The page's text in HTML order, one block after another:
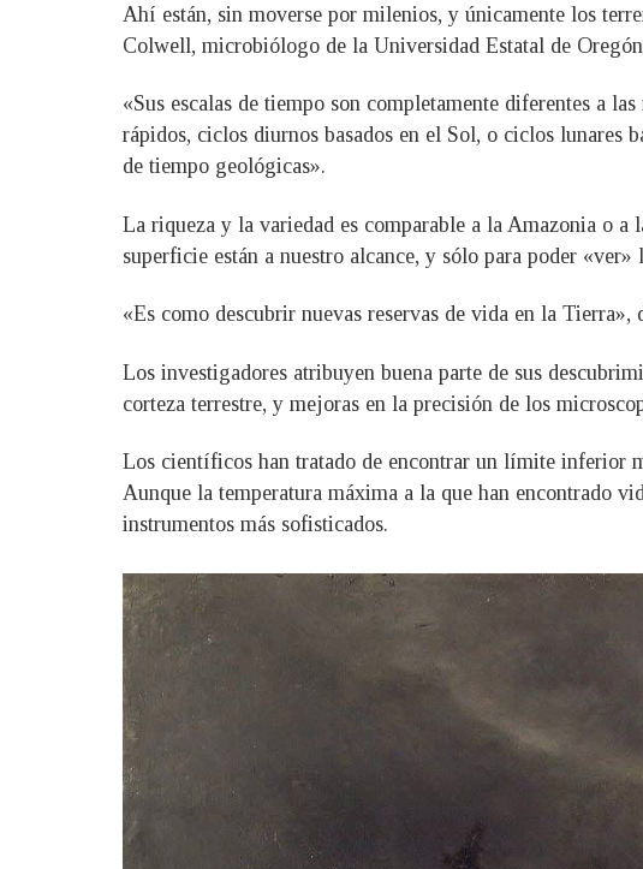
Ahí están, sin moverse por milenios, y únicamente los
Colwell, microbiólogo de la Universidad Estatal de
«Sus escalas de tiempo son completamente diferentes a
rápidos, ciclos diurnos basados ​​en el Sol, o ciclos lunares
de tiempo geológicas».
La riqueza y la variedad es comparable a la Amazonia o a
superficie están a nuestro alcance, y sólo para poder
«Es como descubrir nuevas reservas de vida en la
Los investigadores atribuyen buena parte de sus
corteza terrestre, y mejoras en la precisión de los
Los científicos han tratado de encontrar un límite inferior
Aunque la temperatura máxima a la que han encontrado
instrumentos más sofisticados.